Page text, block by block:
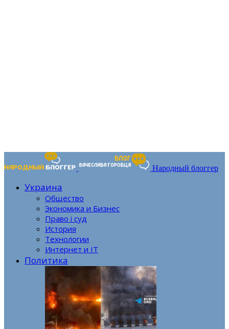
Народный блоггер
Украина
Общество
Экономика и Бизнес
Право і суд
История
Технологии
Интернет и IT
Политика